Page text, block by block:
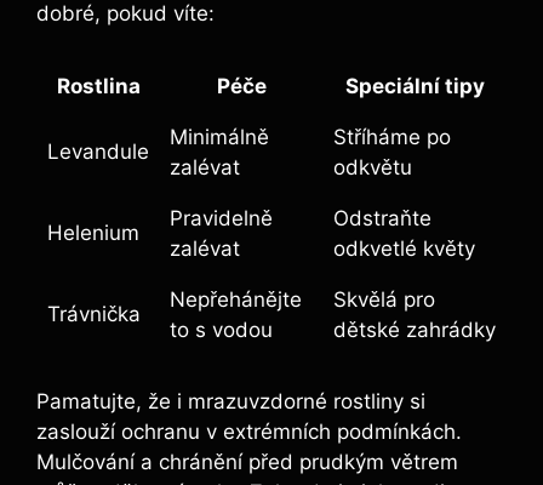
dobré, pokud víte:
Rostlina Péče Speciální tipy
Levandule
Minimálně
zalévat
Stříháme po
odkvětu
Helenium
Pravidelně
zalévat
Odstraňte
odkvetlé květy
Trávnička
Nepřehánějte
to s vodou
Skvělá pro
dětské zahrádky
Pamatujte, že i mrazuvzdorné rostliny si
zaslouží ochranu v extrémních podmínkách.
Mulčování a chránění před prudkým větrem